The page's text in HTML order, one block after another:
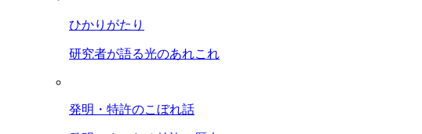
ひかりがたり
研究者が語る光のあれこれ
発明・特許のこぼれ話